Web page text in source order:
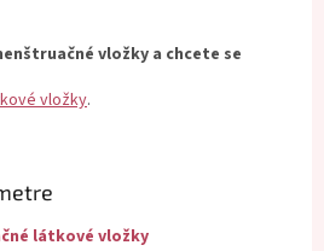
vložky a chcete se
vložky.
látkové vložky